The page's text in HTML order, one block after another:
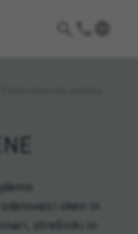
oken in
strešniki in